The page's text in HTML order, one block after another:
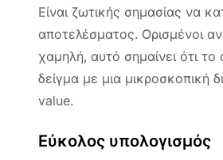
Είναι ζωτικής σημασίας να
αποτελέσματος. Ορισμένοι
χαμηλή, αυτό σημαίνει ότι
δείγμα με μια μικροσκοπική
value.
Εύκολος υπολογισμός